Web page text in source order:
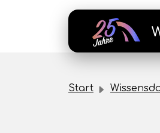
Start